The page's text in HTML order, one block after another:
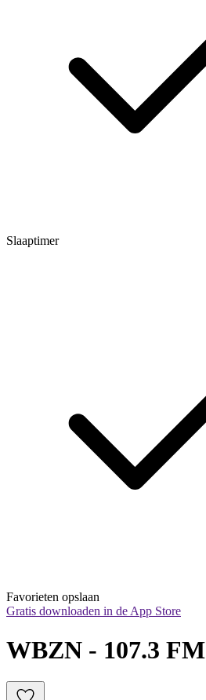
Slaaptimer
Favorieten opslaan
Gratis downloaden in de App Store
WBZN - 107.3 FM